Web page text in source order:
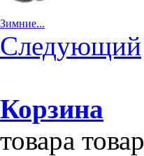
Зимние...
Следующий
Корзина
товара товар